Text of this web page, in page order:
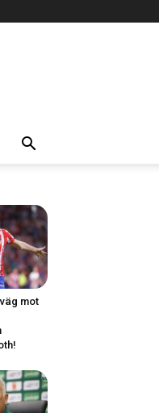
mot